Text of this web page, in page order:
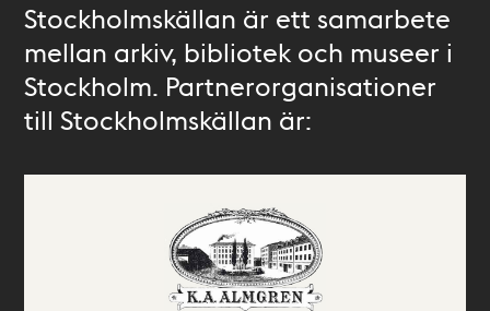
Stockholmskällan är ett samarbete
mellan arkiv, bibliotek och museer i
Stockholm. Partnerorganisationer
till Stockholmskällan är: